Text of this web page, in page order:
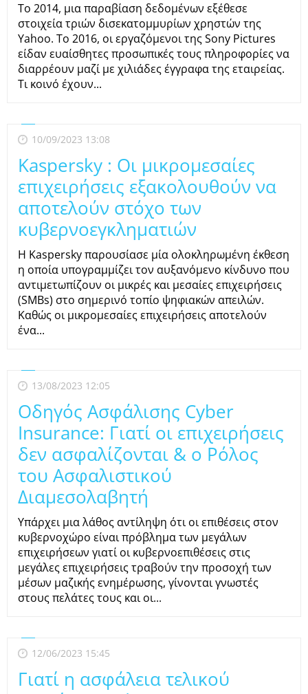
Το 2014, μια παραβίαση δεδομένων εξέθεσε
στοιχεία τριών δισεκατομμυρίων χρηστών της
Yahoo. Το 2016, οι εργαζόμενοι της Sony Pictures
είδαν ευαίσθητες προσωπικές τους πληροφορίες να
διαρρέουν μαζί με χιλιάδες έγγραφα της εταιρείας.
Τι κοινό έχουν...
10/09/2023 13:08
Kaspersky : Οι μικρομεσαίες
επιχειρήσεις εξακολουθούν να
αποτελούν στόχο των
κυβερνοεγκληματιών
Η Kaspersky παρουσίασε μία ολοκληρωμένη έκθεση
η οποία υπογραμμίζει τον αυξανόμενο κίνδυνο που
αντιμετωπίζουν οι μικρές και μεσαίες επιχειρήσεις
(SMBs) στο σημερινό τοπίο ψηφιακών απειλών.
Καθώς οι μικρομεσαίες επιχειρήσεις αποτελούν
ένα...
13/08/2023 12:05
Οδηγός Ασφάλισης Cyber
Insurance: Γιατί οι επιχειρήσεις
δεν ασφαλίζονται & o Ρόλος
του Ασφαλιστικού
Διαμεσολαβητή
Υπάρχει μια λάθος αντίληψη ότι οι επιθέσεις στον
κυβερνοχώρο είναι πρόβλημα των μεγάλων
επιχειρήσεων γιατί οι κυβερνοεπιθέσεις στις
μεγάλες επιχειρήσεις τραβούν την προσοχή των
μέσων μαζικής ενημέρωσης, γίνονται γνωστές
στους πελάτες τους και οι...
12/06/2023 15:45
Γιατί η ασφάλεια τελικού